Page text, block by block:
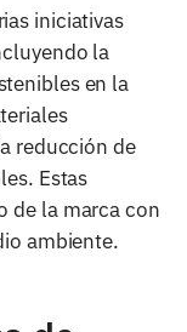
iniciativas
la
en la
reducción de
Estas
de la marca con
ambiente.